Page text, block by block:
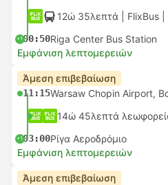
12ώ 35λεπτά | FlixBus
+100:50Riga Center Bus Station
Εμφάνιση λεπτομερειών
Άμεση επιβεβαίωση
11:15
+103:00Ρίγα Αεροδρόμιο
Εμφάνιση λεπτομερειών
Άμεση επιβεβαίωση